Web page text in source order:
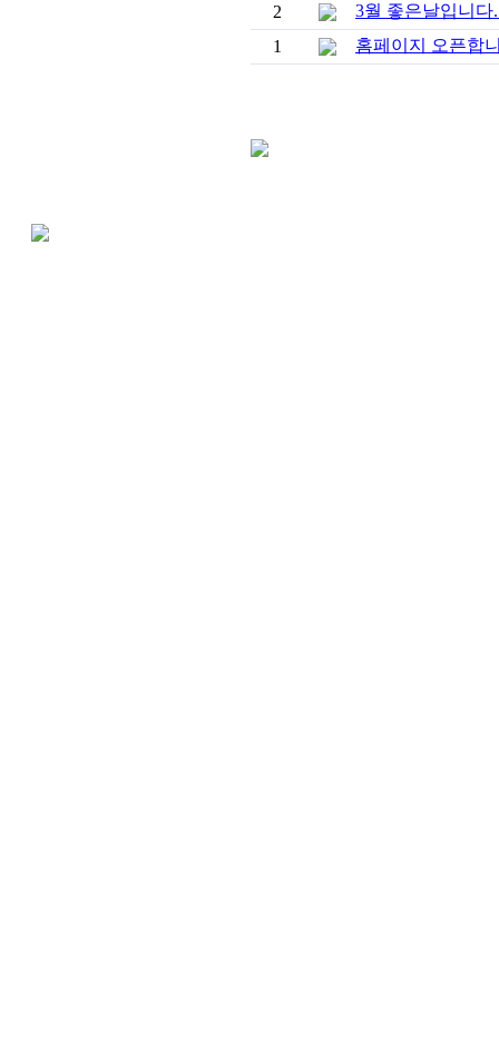
2
3월 좋은날입니
1
홈페이지 오픈합